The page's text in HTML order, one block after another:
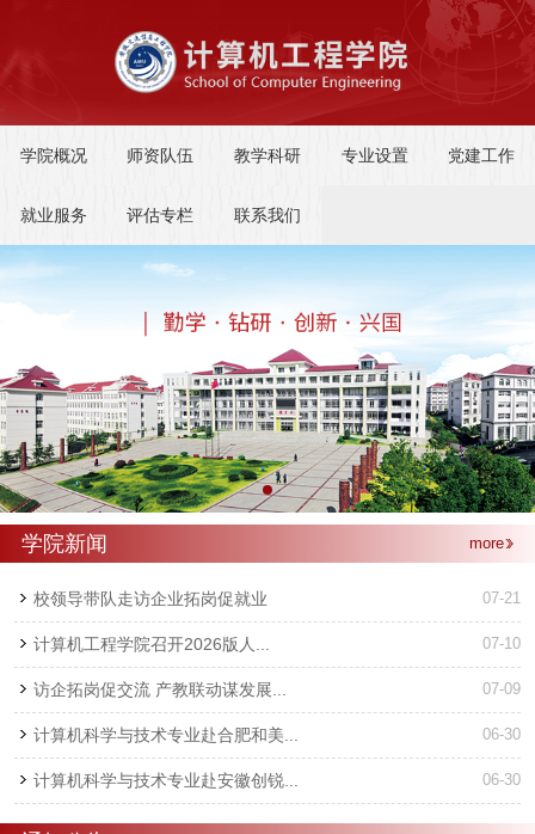
学院概况 师资队伍 教学科研 专业设置 党建工作
就业服务 评估专栏 联系我们
学院新闻 more
07-21
校领导带队走访企业拓岗促就业
07-10
计算机工程学院召开2026版人...
07-09
访企拓岗促交流 产教联动谋发展...
06-30
计算机科学与技术专业赴合肥和美...
06-30
计算机科学与技术专业赴安徽创锐...